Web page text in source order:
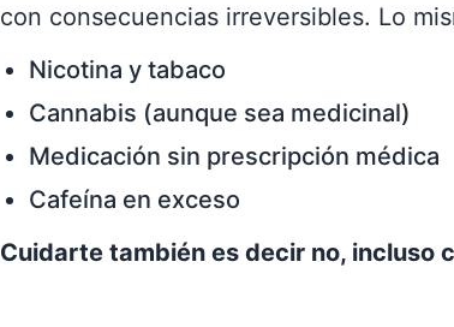
con consecuencias irreversibles. Lo
Nicotina y tabaco
Cannabis (aunque sea medicinal)
Medicación sin prescripción médica
Cafeína en exceso
Cuidarte también es decir no, incluso